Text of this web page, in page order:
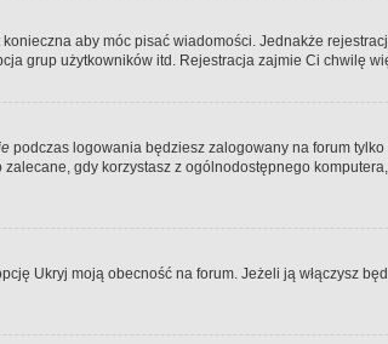
aby móc pisać wiadomości. Jednakże
grup użytkowników itd. Rejestracja zajmie Ci chwilę
podczas logowania będziesz zalogowany na forum
gdy korzystasz z ogólnodostępnego
Ukryj moją obecność na forum. Jeżeli ją włączysz